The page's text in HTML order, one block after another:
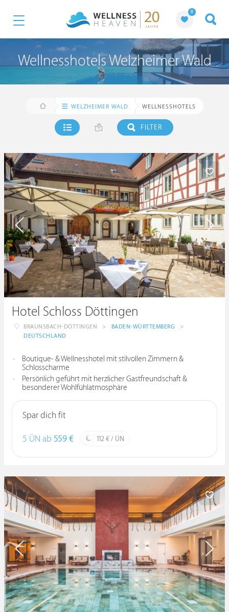
0
Wellnesshotels Welzheimer Wald
WELZHEIMER WALD WELLNESSHOTELS
FILTER
Hotel Schloss Döttingen
BRAUNSBACH-DÖTTINGEN > BADEN-WÜRTTEMBERG
>
DEUTSCHLAND
Boutique- & Wellnesshotel mit stilvollen Zimmern &
Schlosscharme
Persönlich geführt mit herzlicher Gastfreundschaft &
besonderer Wohlfühlatmosphäre
Spar dich fit
5 ÜN ab 559 € 112 € / ÜN